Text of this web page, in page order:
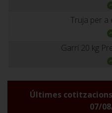
Truja per
Garrí 20 kg
Últimes
07/